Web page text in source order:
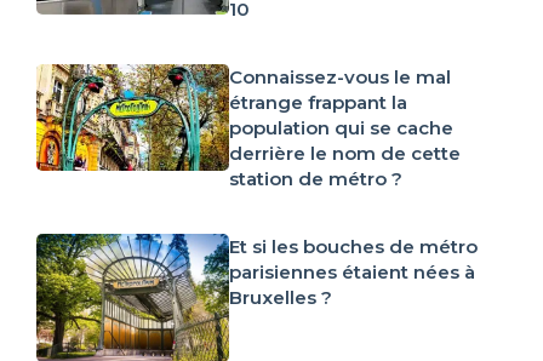
10
Connaissez-vous le mal
étrange frappant la
population qui se cache
derrière le nom de cette
station de métro ?
Et si les bouches de métro
parisiennes étaient nées à
Bruxelles ?